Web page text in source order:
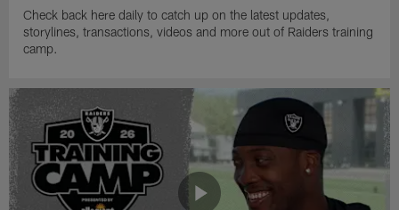
Check back here daily to catch up on the latest updates,
storylines, transactions, videos and more out of Raiders training
camp.